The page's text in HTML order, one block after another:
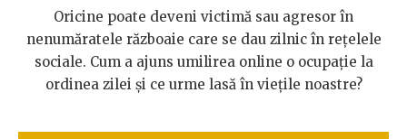
Oricine poate deveni victimă sau agresor în
nenumăratele războaie care se dau zilnic în rețelele
sociale. Cum a ajuns umilirea online o ocupație la
ordinea zilei și ce urme lasă în viețile noastre?